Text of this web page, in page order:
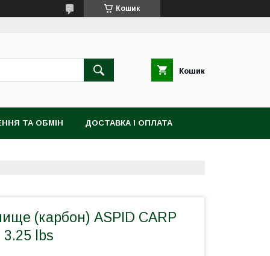
Кошик
Кошик
ТА ОБМІН ДОСТАВКА І ОПЛАТА
(карбон) ASPID CARP
3.25 lbs